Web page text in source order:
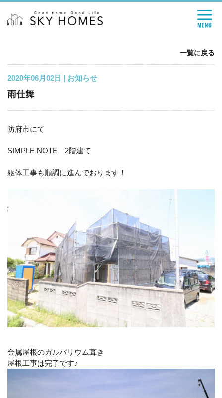
一覧に戻る
2020年06月02日 | お知らせ
雨仕舞
防府市にて
SIMPLE NOTE 2階建て
躯体工事も順調に進んでおります！
金属屋根のガルバリウム葺き
屋根工事は完了です♪